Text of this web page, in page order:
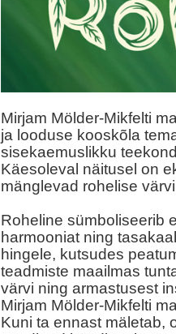
Mirjam Mölder-Mikfelti
ja looduse kooskõla
sisekaemuslikku
Käesoleval näitusel on
mänglevad rohelise
Roheline sümboliseerib
harmooniat ning
hingele, kutsudes
teadmiste maailmas
värvi ning armastusest
Mirjam Mölder-Mikfelti
Kuni ta ennast mäletab,